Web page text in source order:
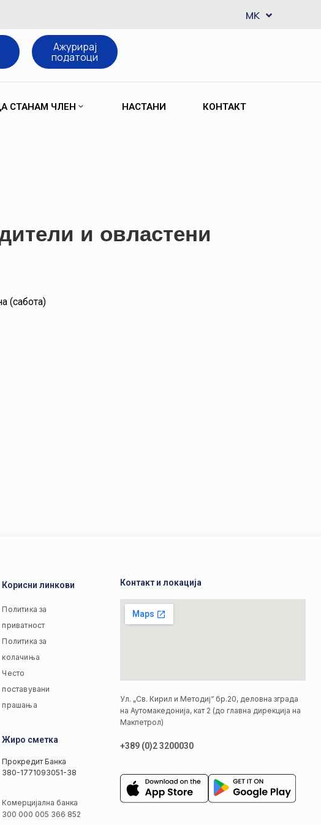
MK
SQ
Ажурирај
податоци
СТАНАМ ЧЛЕН НАСТАНИ КОНТАКТ
и овластени
(сабота)
Корисни линкови
Политика за
приватност
Политика за
колачиња
Често
поставувани
прашања
Жиро сметка
Прокредит Банка
380-1771093051-38
Комерцијална банка
300 000 005 366 852
Контакт и локација
Ул. „Св. Кирил и Методиј“ бр.20, деловна зграда
на Аутомакедонија, кат 2 (до главна дирекција на
Макпетрол)
+389 (0)2 3200030